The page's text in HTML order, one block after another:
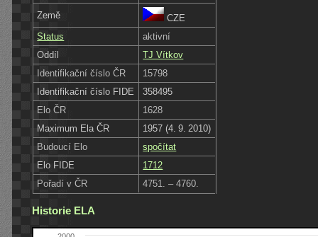
Země
CZE
Status
aktivní
Oddíl
TJ Vítkov
Identifikační číslo ČR
15798
Identifikační číslo FIDE
358495
Elo ČR
1628
Maximum Ela ČR
1957 (4. 9. 2010)
Budoucí Elo
spočítat
Elo FIDE
1712
Pořadí v ČR
4751. – 4760.
Historie ELA